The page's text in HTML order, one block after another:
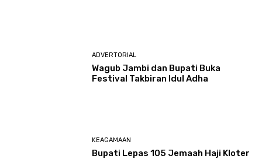
ADVERTORIAL
Wagub Jambi dan Bupati Buka
Festival Takbiran Idul Adha
KEAGAMAAN
Bupati Lepas 105 Jemaah Haji Kloter